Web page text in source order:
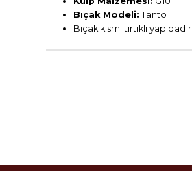
Bıçak Modeli: Tanto
Bıçak kısmı tırtıklı yapıdadır.